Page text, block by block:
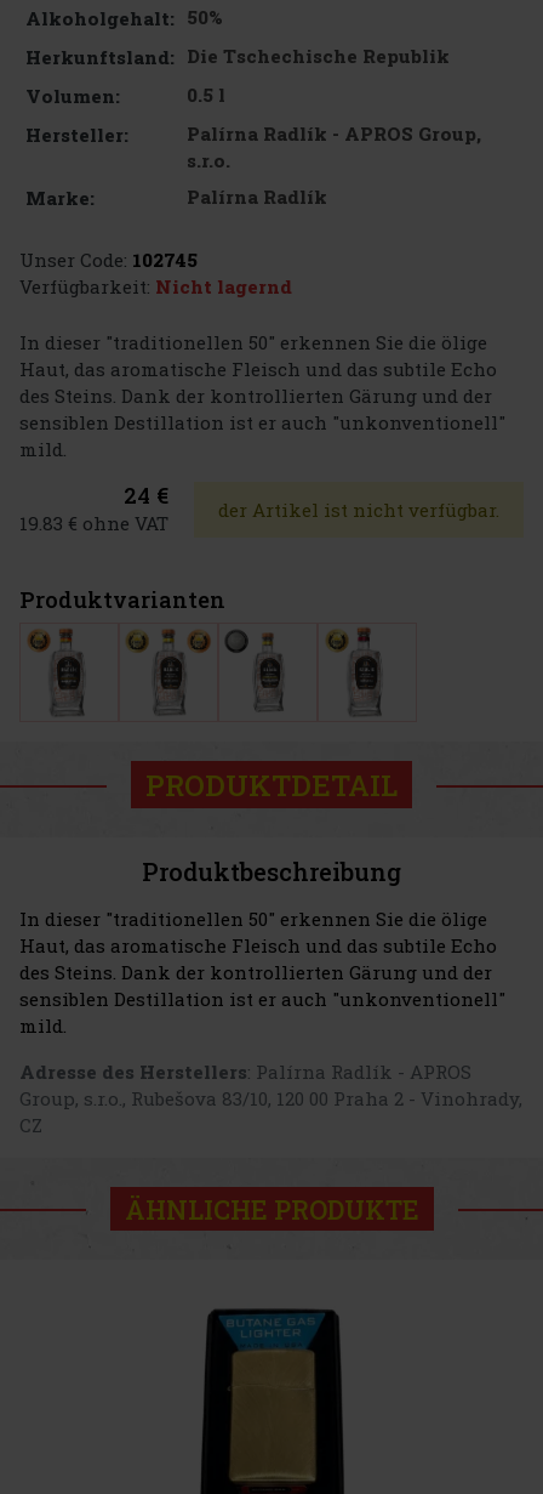
Alkoholgehalt: 50%
Herkunftsland: Die Tschechische Republik
Volumen:
0.5 l
Hersteller:
Palírna Radlík - APROS Group,
s.r.o.
Marke:
Palírna Radlík
Unser Code: 102745
Verfügbarkeit: Nicht lagernd
In dieser "traditionellen 50" erkennen Sie die ölige
Haut, das aromatische Fleisch und das subtile Echo
des Steins. Dank der kontrollierten Gärung und der
sensiblen Destillation ist er auch "unkonventionell"
mild.
24 €
19.83 € ohne VAT
der Artikel ist nicht verfügbar.
Produktvarianten
PRODUKTDETAIL
Produktbeschreibung
In dieser "traditionellen 50" erkennen Sie die ölige
Haut, das aromatische Fleisch und das subtile Echo
des Steins. Dank der kontrollierten Gärung und der
sensiblen Destillation ist er auch "unkonventionell"
mild.
Adresse des Herstellers: Palírna Radlík - APROS
Group, s.r.o., Rubešova 83/10, 120 00 Praha 2 - Vinohrady,
CZ
ÄHNLICHE PRODUKTE